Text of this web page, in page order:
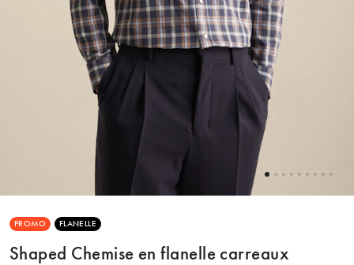
PROMO FLANELLE
Shaped Chemise en flanelle carreaux